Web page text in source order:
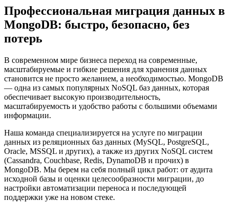
Профессиональная миграция данных в
MongoDB: быстро, безопасно, без
потерь
В современном мире бизнеса переход на современные,
масштабируемые и гибкие решения для хранения данных
становится не просто желанием, а необходимостью. MongoDB
— одна из самых популярных NoSQL баз данных, которая
обеспечивает высокую производительность,
масштабируемость и удобство работы с большими объемами
информации.
Наша команда специализируется на услуге по миграции
данных из реляционных баз данных (MySQL, PostgreSQL,
Oracle, MSSQL и других), а также из других NoSQL систем
(Cassandra, Couchbase, Redis, DynamoDB и прочих) в
MongoDB. Мы берем на себя полный цикл работ: от аудита
исходной базы и оценки целесообразности миграции, до
настройки автоматизации переноса и последующей
поддержки уже на новом стеке.